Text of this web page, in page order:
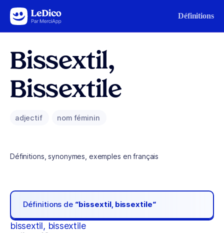
Aller au contenu Définitions
Bissextil,
Bissextile
adjectif nom féminin
Définitions, synonymes, exemples en français
Définitions de “bissextil, bissextile“
bissextil, bissextile